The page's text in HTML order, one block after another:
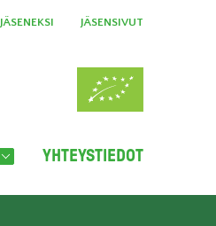
JÄSENSIVUT
YHTEYSTIEDOT